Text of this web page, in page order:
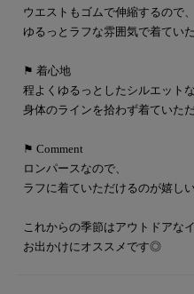
ウエストもゴムで伸縮するので、
ゆるっとラフな雰囲気で着てい
⚑ 着心地
程よくゆるっとしたシルエットな
身体のラインを拾わず着ていた
⚑ Comment
ロンパースなので、
ラフに着ていただけるのが嬉し
これからの季節はアウトドアな
お出かけにオススメです◎